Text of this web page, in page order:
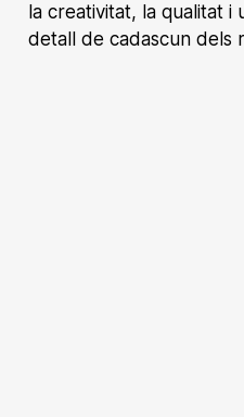
la creativitat, la qualitat i
detall de cadascun dels